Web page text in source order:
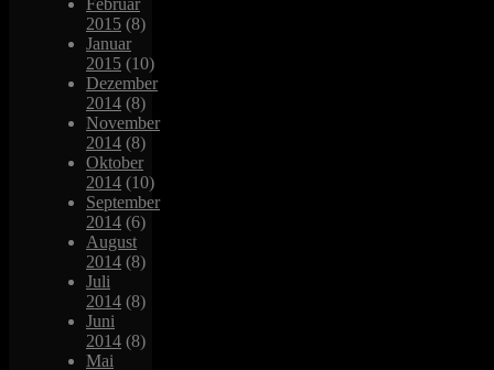
2015 (8)
Januar
2015 (10)
Dezember
2014 (8)
November
2014 (8)
Oktober
2014 (10)
September
2014 (6)
August
2014 (8)
Juli
2014 (8)
Juni
2014 (8)
Mai